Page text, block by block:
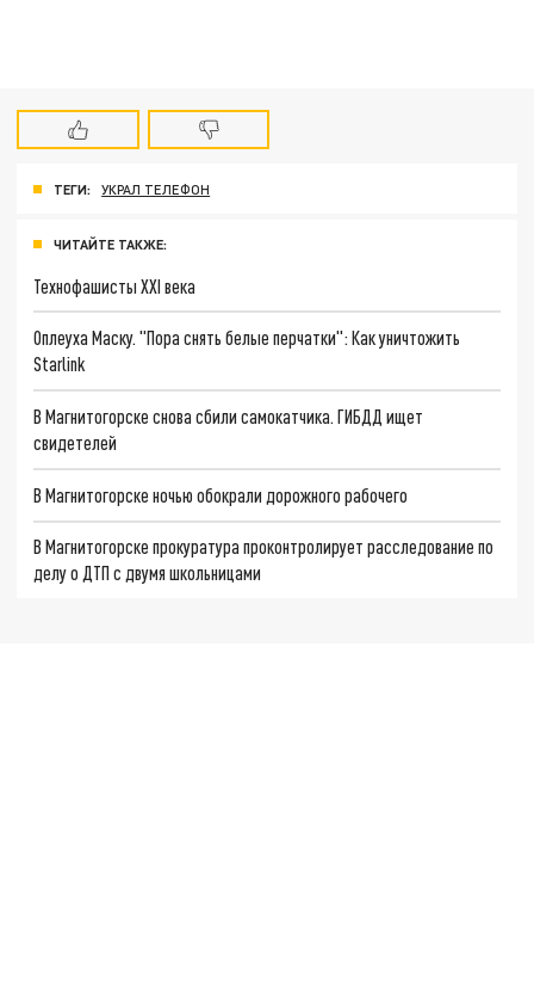
ТЕГИ: УКРАЛ ТЕЛЕФОН
ЧИТАЙТЕ ТАКЖЕ:
Технофашисты XXI века
Оплеуха Маску. "Пора снять белые перчатки": Как уничтожить
Starlink
В Магнитогорске снова сбили самокатчика. ГИБДД ищет
свидетелей
В Магнитогорске ночью обокрали дорожного рабочего
В Магнитогорске прокуратура проконтролирует расследование по
делу о ДТП с двумя школьницами